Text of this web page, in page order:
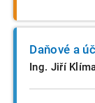
Daňové a
Ing. Jiří